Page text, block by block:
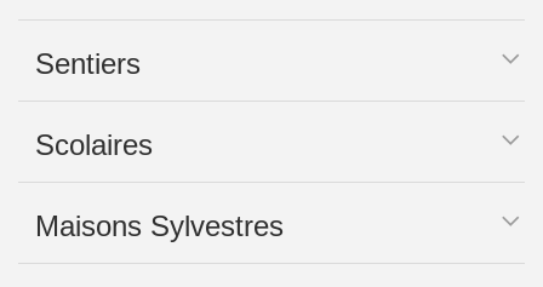
Sentiers
Scolaires
Maisons Sylvestres